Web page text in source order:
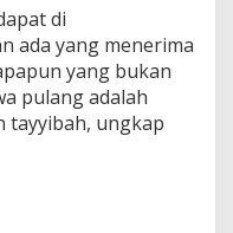
di
ada yang menerima
yang bukan
pulang adalah
tayyibah, ungkap